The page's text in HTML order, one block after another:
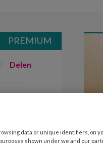
Delen
PREMIUM
data or unique identifiers, on
shown under we and our